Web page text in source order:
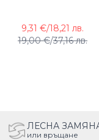
19,00 €/37,16 лв.
9,31 €/18,21 лв.
ЛЕСНА
или връщане